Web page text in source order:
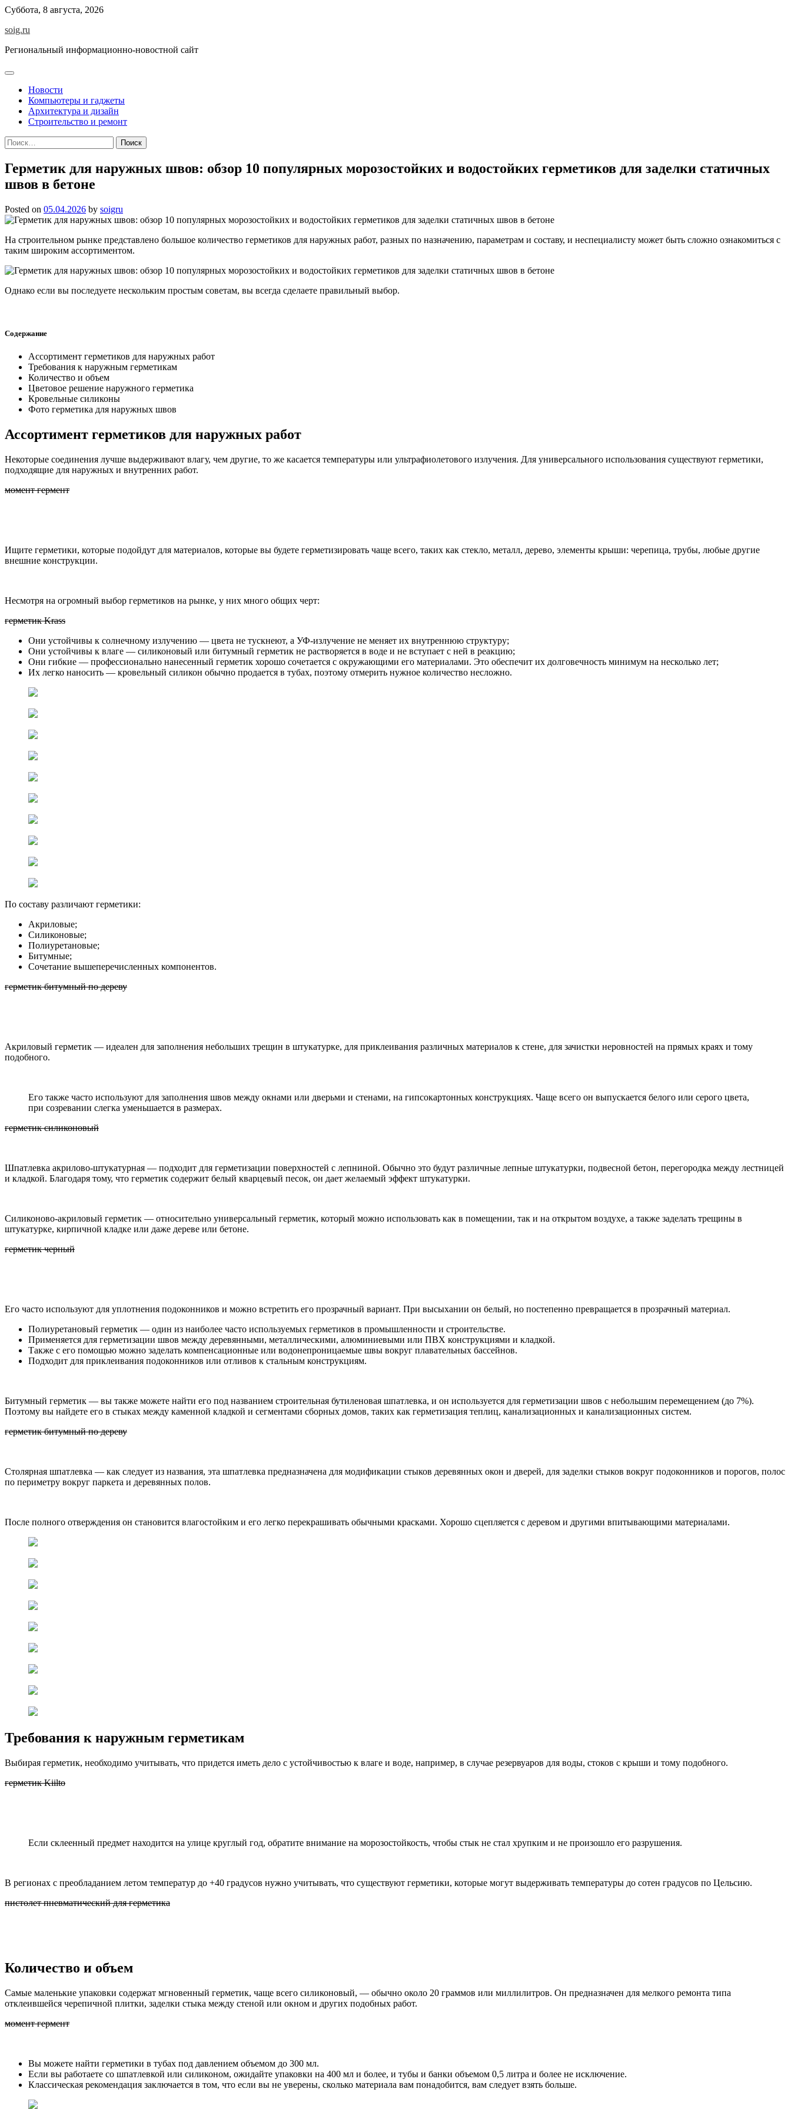
Skip
content
Суббота, 8 августа, 2026
soig.ru
Региональный информационно-новостной сайт
Новости
Компьютеры и гаджеты
Архитектура и дизайн
Строительство и ремонт
Найти:
Герметик для наружных швов: обзор 10 популярных морозостойких и водостойких герметиков для заделки статичных
швов в бетоне
Posted on 05.04.2026 by soigru
На строительном рынке представлено большое количество герметиков для наружных работ, разных по назначению, параметрам и составу, и неспециалисту может быть сложно ознакомиться с
таким широким ассортиментом.
Однако если вы последуете нескольким простым советам, вы всегда сделаете правильный выбор.
Содержание
Ассортимент герметиков для наружных работ
Требования к наружным герметикам
Количество и объем
Цветовое решение наружного герметика
Кровельные силиконы
Фото герметика для наружных швов
Ассортимент герметиков для наружных работ
Некоторые соединения лучше выдерживают влагу, чем другие, то же касается температуры или ультрафиолетового излучения. Для универсального использования существуют герметики,
подходящие для наружных и внутренних работ.
момент гермент
Ищите герметики, которые подойдут для материалов, которые вы будете герметизировать чаще всего, таких как стекло, металл, дерево, элементы крыши: черепица, трубы, любые другие
внешние конструкции.
Несмотря на огромный выбор герметиков на рынке, у них много общих черт:
герметик Krass
Они устойчивы к солнечному излучению — цвета не тускнеют, а УФ-излучение не меняет их внутреннюю структуру;
Они устойчивы к влаге — силиконовый или битумный герметик не растворяется в воде и не вступает с ней в реакцию;
Они гибкие — профессионально нанесенный герметик хорошо сочетается с окружающими его материалами. Это обеспечит их долговечность минимум на несколько лет;
Их легко наносить — кровельный силикон обычно продается в тубах, поэтому отмерить нужное количество несложно.
По составу различают герметики:
Акриловые;
Силиконовые;
Полиуретановые;
Битумные;
Сочетание вышеперечисленных компонентов.
герметик битумный по дереву
Акриловый герметик — идеален для заполнения небольших трещин в штукатурке, для приклеивания различных материалов к стене, для зачистки неровностей на прямых краях и тому
подобного.
Его также часто используют для заполнения швов между окнами или дверьми и стенами, на гипсокартонных конструкциях. Чаще всего он выпускается белого или серого цвета,
при созревании слегка уменьшается в размерах.
герметик силиконовый
Шпатлевка акрилово-штукатурная — подходит для герметизации поверхностей с лепниной. Обычно это будут различные лепные штукатурки, подвесной бетон, перегородка между лестницей
и кладкой. Благодаря тому, что герметик содержит белый кварцевый песок, он дает желаемый эффект штукатурки.
Силиконово-акриловый герметик — относительно универсальный герметик, который можно использовать как в помещении, так и на открытом воздухе, а также заделать трещины в
штукатурке, кирпичной кладке или даже дереве или бетоне.
герметик черный
Его часто используют для уплотнения подоконников и можно встретить его прозрачный вариант. При высыхании он белый, но постепенно превращается в прозрачный материал.
Полиуретановый герметик — один из наиболее часто используемых герметиков в промышленности и строительстве.
Применяется для герметизации швов между деревянными, металлическими, алюминиевыми или ПВХ конструкциями и кладкой.
Также с его помощью можно заделать компенсационные или водонепроницаемые швы вокруг плавательных бассейнов.
Подходит для приклеивания подоконников или отливов к стальным конструкциям.
Битумный герметик — вы также можете найти его под названием строительная бутиленовая шпатлевка, и он используется для герметизации швов с небольшим перемещением (до 7%).
Поэтому вы найдете его в стыках между каменной кладкой и сегментами сборных домов, таких как герметизация теплиц, канализационных и канализационных систем.
герметик битумный по дереву
Столярная шпатлевка — как следует из названия, эта шпатлевка предназначена для модификации стыков деревянных окон и дверей, для заделки стыков вокруг подоконников и порогов, полос
по периметру вокруг паркета и деревянных полов.
После полного отверждения он становится влагостойким и его легко перекрашивать обычными красками. Хорошо сцепляется с деревом и другими впитывающими материалами.
Требования к наружным герметикам
Выбирая герметик, необходимо учитывать, что придется иметь дело с устойчивостью к влаге и воде, например, в случае резервуаров для воды, стоков с крыши и тому подобного.
герметик Kiilto
Если склеенный предмет находится на улице круглый год, обратите внимание на морозостойкость, чтобы стык не стал хрупким и не произошло его разрушения.
В регионах с преобладанием летом температур до +40 градусов нужно учитывать, что существуют герметики, которые могут выдерживать температуры до сотен градусов по Цельсию.
пистолет пневматический для герметика
Количество и объем
Самые маленькие упаковки содержат мгновенный герметик, чаще всего силиконовый, — обычно около 20 граммов или миллилитров. Он предназначен для мелкого ремонта типа
отклеившейся черепичной плитки, заделки стыка между стеной или окном и других подобных работ.
момент гермент
Вы можете найти герметики в тубах под давлением объемом до 300 мл.
Если вы работаете со шпатлевкой или силиконом, ожидайте упаковки на 400 мл и более, и тубы и банки объемом 0,5 литра и более не исключение.
Классическая рекомендация заключается в том, что если вы не уверены, сколько материала вам понадобится, вам следует взять больше.